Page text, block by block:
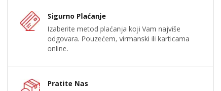
Sigurno Plaćanje
Izaberite metod plaćanja koji Vam najviše
odgovara. Pouzećem, virmanski ili karticama
online.
Pratite Nas